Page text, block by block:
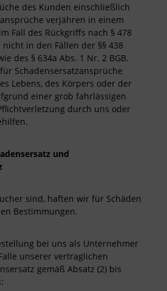
des Kunden einschließlich
verjähren in einem
Fall des Rückgriffs nach § 478
in den Fällen der §§ 438
des § 634a Abs. 1 Nr. 2 BGB.
Schadensersatzansprüche
Lebens, des Körpers oder der
einer grob fahrlässigen
durch uns oder
und
sind, haften wir für Schäden
Bestimmungen.
bei uns als Unternehmer
unserer vertraglichen
gemäß Absatz (2) bis